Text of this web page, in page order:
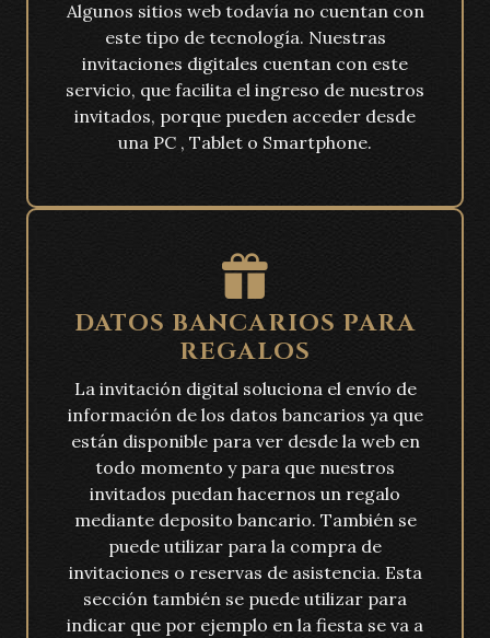
Algunos sitios web todavía no cuentan con
este tipo de tecnología. Nuestras
invitaciones digitales cuentan con este
servicio, que facilita el ingreso de nuestros
invitados, porque pueden acceder desde
una PC , Tablet o Smartphone.
DATOS BANCARIOS PARA
REGALOS
La invitación digital soluciona el envío de
información de los datos bancarios ya que
están disponible para ver desde la web en
todo momento y para que nuestros
invitados puedan hacernos un regalo
mediante deposito bancario. También se
puede utilizar para la compra de
invitaciones o reservas de asistencia. Esta
sección también se puede utilizar para
indicar que por ejemplo en la fiesta se va a